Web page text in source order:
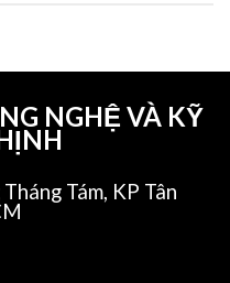
NGHỆ VÀ KỸ
Tám, KP Tân